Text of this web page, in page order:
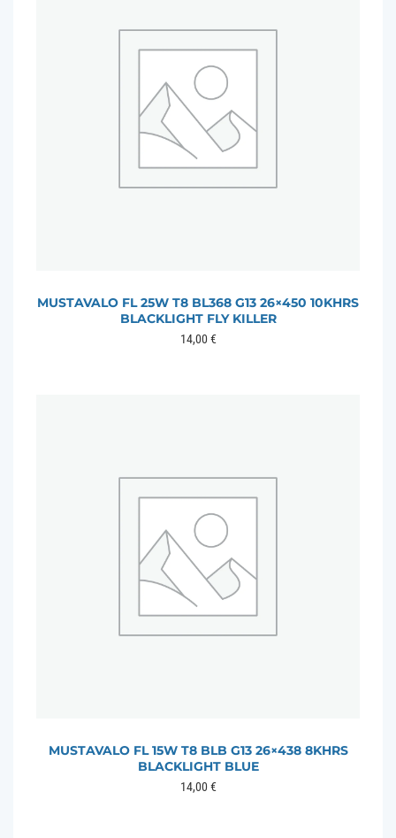
MUSTAVALO FL 25W T8 BL368 G13 26×450 10KHRS
BLACKLIGHT FLY KILLER
14,00€
MUSTAVALO FL 15W T8 BLB G13 26×438 8KHRS
BLACKLIGHT BLUE
14,00€